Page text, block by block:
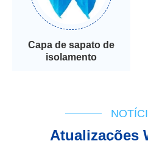
Capa de sapato de
isolamento
Atualizações